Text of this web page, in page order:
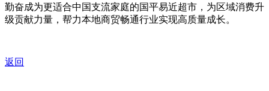
勤奋成为更适合中国支流家庭的国平易近超市，为区域消费升
级贡献力量，帮力本地商贸畅通行业实现高质量成长。
返回